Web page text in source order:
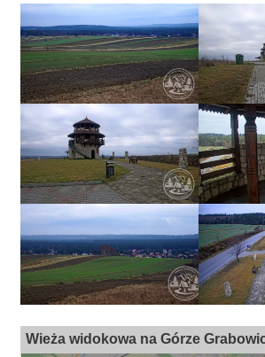
Wieża widokowa na Górze